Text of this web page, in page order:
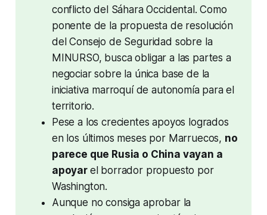
conflicto del Sáhara Occidental. Como
ponente de la propuesta de resolución
del Consejo de Seguridad sobre la
MINURSO, busca obligar a las partes a
negociar sobre la única base de la
iniciativa marroquí de autonomía para el
territorio.
Pese a los crecientes apoyos logrados
en los últimos meses por Marruecos, no
parece que Rusia o China vayan a
apoyar el borrador propuesto por
Washington.
Aunque no consiga aprobar la